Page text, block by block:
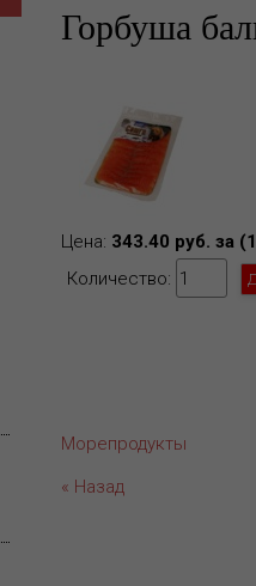
Горбуша
Цена: 343.40 руб. за
Количество:
Морепродукты
« Назад